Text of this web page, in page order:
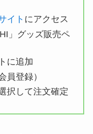
イト にアクセス
」グッズ販売ペ
に追加
員登録）
択して注文確定